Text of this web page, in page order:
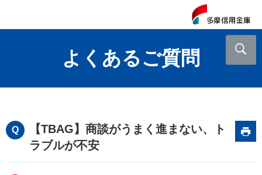
よくあるご質問
【TBAG】商談がうまく進まない、ト
ラブルが不安